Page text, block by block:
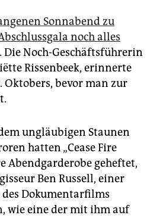
Sonnabend zu
noch alles
. Die Noch-Geschäftsführerin
Rissenbeek, erinnerte
Oktobers, bevor man zur
ungläubigen Staunen
hatten „Cease Fire
Abendgarderobe geheftet,
Ben Russell, einer
des Dokumentarfilms
wie eine der mit ihm auf